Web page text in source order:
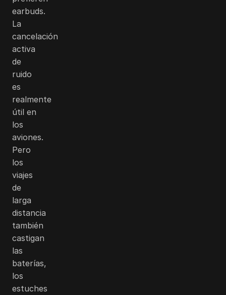
earbuds.
La
cancelación
activa
de
ruido
es
realmente
útil en
los
aviones.
Pero
los
viajes
de
larga
distancia
también
castigan
las
baterías,
los
estuches